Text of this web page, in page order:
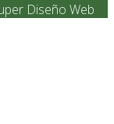
Diseño Web